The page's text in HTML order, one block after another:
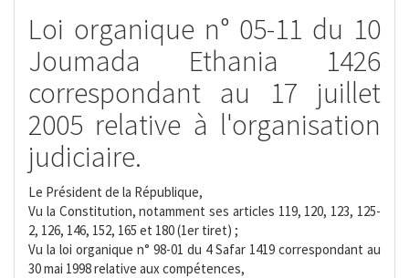
Loi organique n° 05-11 du 10
Joumada Ethania 1426
correspondant au 17 juillet
2005 relative à l'organisation
judiciaire.
Le Président de la République,
Vu la Constitution, notamment ses articles 119, 120, 123, 125-
2, 126, 146, 152, 165 et 180 (1er tiret) ;
Vu la loi organique n° 98-01 du 4 Safar 1419 correspondant au
30 mai 1998 relative aux compétences,